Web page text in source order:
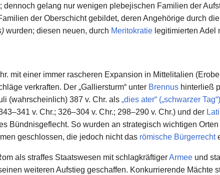
gelang nur wenigen plebejischen Familien der
der Oberschicht gebildet, deren Angehörige durch
wurden; diesen neuen, durch Meritokratie legitimierten Adel
mit einer immer rascheren Expansion in Mittelitalien
verkraften. Der „Galliersturm“ unter Brennus hinterließ
(wahrscheinlich) 387 v. Chr. als „dies ater“ („schwarzer Tag“)
v. Chr.; 326–304 v. Chr.; 298–290 v. Chr.) und der
Bündnisgeflecht. So wurden an strategisch wichtigen Orten
geschlossen, die jedoch nicht das römische Bürgerrecht
als straffes Staatswesen mit schlagkräftigerArmee und
weiteren Aufstieg geschaffen. Konkurrierende Mächte